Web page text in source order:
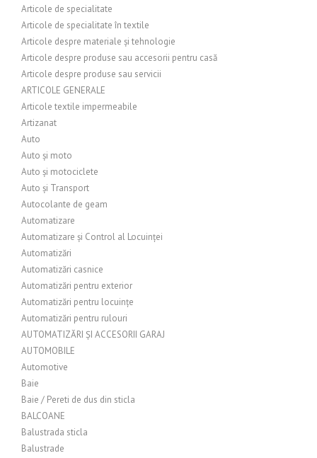
Articole de specialitate
Articole de specialitate în textile
Articole despre materiale și tehnologie
Articole despre produse sau accesorii pentru casă
Articole despre produse sau servicii
ARTICOLE GENERALE
Articole textile impermeabile
Artizanat
Auto
Auto și moto
Auto și motociclete
Auto și Transport
Autocolante de geam
Automatizare
Automatizare și Control al Locuinței
Automatizări
Automatizări casnice
Automatizări pentru exterior
Automatizări pentru locuințe
Automatizări pentru rulouri
AUTOMATIZĂRI ȘI ACCESORII GARAJ
AUTOMOBILE
Automotive
Baie
Baie / Pereti de dus din sticla
BALCOANE
Balustrada sticla
Balustrade